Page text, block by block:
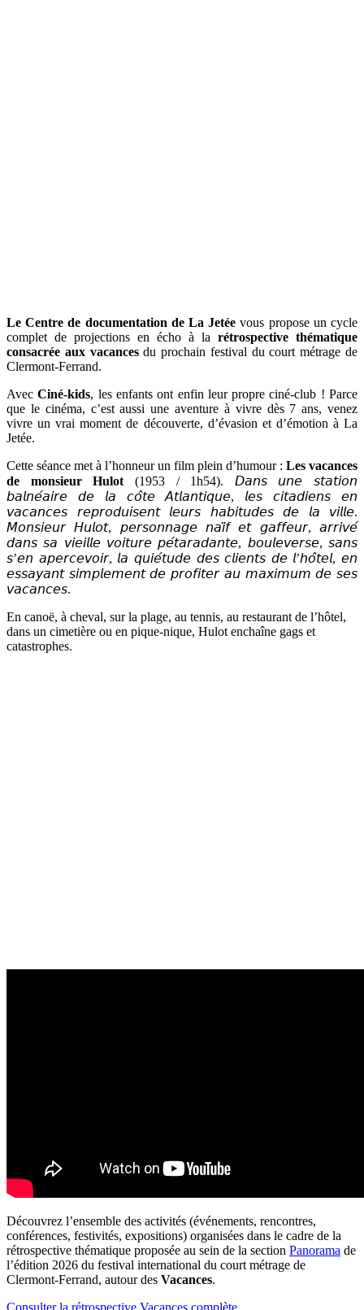
Le Centre de documentation de La Jetée vous propose un cycle
complet de projections en écho à la rétrospective thématique
consacrée aux vacancesdu prochain festival du court métrage de
Clermont-Ferrand.
AvecCiné-kids, les enfants ont enfin leur propre ciné-club ! Parce
que le cinéma, c’est aussi une aventure à vivre dès 7 ans, venez
vivre un vrai moment de découverte, d’évasion et d’émotion à La
Jetée.
Cette séance met à l’honneur un film plein d’humour : Les vacances
de monsieur Hulot (1953 / 1h54). 𝘋𝘢𝘯𝘴 𝘶𝘯𝘦 𝘴𝘵𝘢𝘵𝘪𝘰𝘯
𝘣𝘢𝘭𝘯𝘦́𝘢𝘪𝘳𝘦 𝘥𝘦 𝘭𝘢 𝘤𝘰̂𝘵𝘦 𝘈𝘵𝘭𝘢𝘯𝘵𝘪𝘲𝘶𝘦, 𝘭𝘦𝘴 𝘤𝘪𝘵𝘢𝘥𝘪𝘦𝘯𝘴 𝘦𝘯
𝘷𝘢𝘤𝘢𝘯𝘤𝘦𝘴 𝘳𝘦𝘱𝘳𝘰𝘥𝘶𝘪𝘴𝘦𝘯𝘵 𝘭𝘦𝘶𝘳𝘴 𝘩𝘢𝘣𝘪𝘵𝘶𝘥𝘦𝘴 𝘥𝘦 𝘭𝘢 𝘷𝘪𝘭𝘭𝘦.
𝘔𝘰𝘯𝘴𝘪𝘦𝘶𝘳 𝘏𝘶𝘭𝘰𝘵, 𝘱𝘦𝘳𝘴𝘰𝘯𝘯𝘢𝘨𝘦 𝘯𝘢𝘪̈𝘧 𝘦𝘵 𝘨𝘢𝘧𝘧𝘦𝘶𝘳, 𝘢𝘳𝘳𝘪𝘷𝘦́
𝘥𝘢𝘯𝘴 𝘴𝘢 𝘷𝘪𝘦𝘪𝘭𝘭𝘦 𝘷𝘰𝘪𝘵𝘶𝘳𝘦 𝘱𝘦́𝘵𝘢𝘳𝘢𝘥𝘢𝘯𝘵𝘦, 𝘣𝘰𝘶𝘭𝘦𝘷𝘦𝘳𝘴𝘦, 𝘴𝘢𝘯𝘴
𝘴’𝘦𝘯 𝘢𝘱𝘦𝘳𝘤𝘦𝘷𝘰𝘪𝘳, 𝘭𝘢 𝘲𝘶𝘪𝘦́𝘵𝘶𝘥𝘦 𝘥𝘦𝘴 𝘤𝘭𝘪𝘦𝘯𝘵𝘴 𝘥𝘦 𝘭’𝘩𝘰̂𝘵𝘦𝘭, 𝘦𝘯
𝘦𝘴𝘴𝘢𝘺𝘢𝘯𝘵 𝘴𝘪𝘮𝘱𝘭𝘦𝘮𝘦𝘯𝘵 𝘥𝘦 𝘱𝘳𝘰𝘧𝘪𝘵𝘦𝘳 𝘢𝘶 𝘮𝘢𝘹𝘪𝘮𝘶𝘮 𝘥𝘦 𝘴𝘦𝘴
𝘷𝘢𝘤𝘢𝘯𝘤𝘦𝘴.
En canoë, à cheval, sur la plage, au tennis, au restaurant de l’hôtel,
dans un cimetière ou en pique-nique, Hulot enchaîne gags et
catastrophes.
Découvrez l’ensemble des activités (événements, rencontres,
conférences, festivités, expositions) organisées dans le cadre de la
rétrospective thématique proposée au sein de la section Panorama de
l’édition 2026 du festival international du court métrage de
Clermont-Ferrand, autour des Vacances.
Consulter la rétrospective Vacances complète